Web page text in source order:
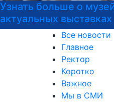
и
Все новости
Главное
Ректор
Коротко
Важное
Мы в СМИ